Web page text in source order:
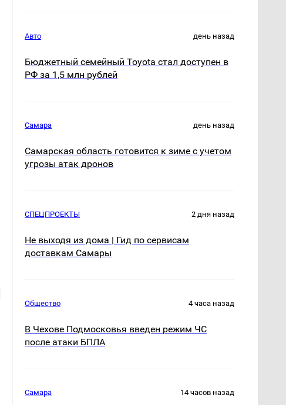
Авто день назад
Бюджетный семейный Toyota стал доступен в
РФ за 1,5 млн рублей
Самара день назад
Самарская область готовится к зиме с учетом
угрозы атак дронов
СПЕЦПРОЕКТЫ 2 дня назад
Не выходя из дома | Гид по сервисам
доставкам Самары
Общество 4 часа назад
В Чехове Подмосковья введен режим ЧС
после атаки БПЛА
Самара 14 часов назад